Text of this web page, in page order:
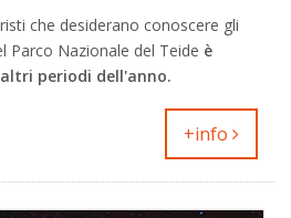
che desiderano conoscere gli
Parco Nazionale del Teide è
periodi dell'anno.
+info